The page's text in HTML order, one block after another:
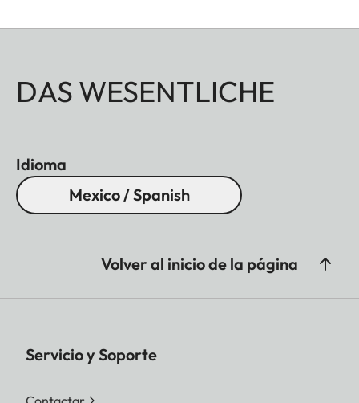
DAS WESENTLICHE
Idioma
Mexico / Spanish
Volver al inicio de la página
Servicio y Soporte